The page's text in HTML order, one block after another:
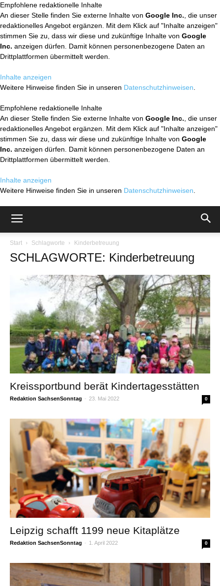
Empfohlene redaktionelle Inhalte
An dieser Stelle finden Sie externe Inhalte von Google Inc. , die unser
redaktionelles Angebot ergänzen. Mit dem Klick auf "Inhalte anzeigen"
stimmen Sie zu, dass wir diese und zukünftige Inhalte von Google
Inc. anzeigen dürfen. Damit können personenbezogene Daten an
Drittplattformen übermittelt werden.
Inhalte anzeigen
Weitere Hinweise finden Sie in unseren Datenschutzhinweisen
Empfohlene redaktionelle Inhalte
An dieser Stelle finden Sie externe Inhalte von Google Inc. , die unser
redaktionelles Angebot ergänzen. Mit dem Klick auf "Inhalte anzeigen"
stimmen Sie zu, dass wir diese und zukünftige Inhalte von Google
Inc. anzeigen dürfen. Damit können personenbezogene Daten an
Drittplattformen übermittelt werden.
Inhalte anzeigen
Weitere Hinweise finden Sie in unseren Datenschutzhinweisen
Start Schlagworte Kinderbetreuung
SCHLAGWORTE: Kinderbetreuung
Kreissportbund berät Kindertagesstätten
Redaktion SachsenSonntag - 23. Mai 2022 0
Leipzig schafft 1199 neue Kitaplätze
Redaktion SachsenSonntag - 1. April 2022 0